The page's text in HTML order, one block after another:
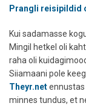
Prangli reisipildid
Kui sadamasse
Mingil hetkel oli
raha oli
Siiamaani pole
Theyr.netennustas
minnes tundus, et